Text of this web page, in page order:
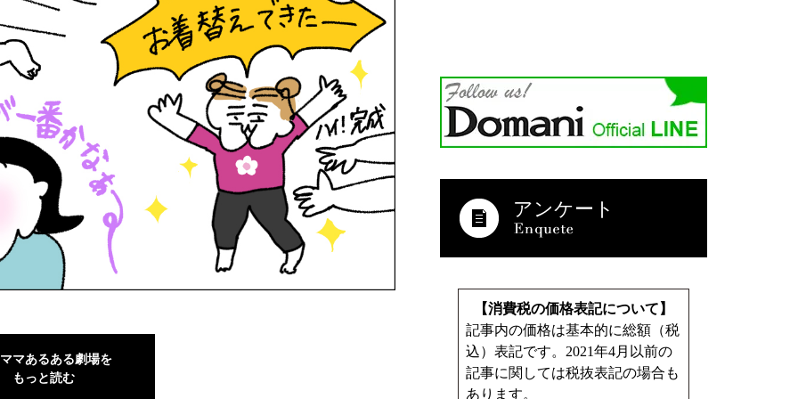
マあるある劇場を
もっと読む
アンケート
【消費税の価格表記について】
記事内の価格は基本的に総額（税
込）表記です。2021年4月以前の
記事に関しては税抜表記の場合も
あります。